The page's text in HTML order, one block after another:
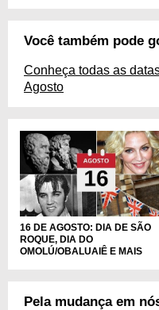
Você também pode
Conheça todas as
Agosto
16 DE AGOSTO: DIA DE SÃO
ROQUE, DIA DO
OMOLÚ/OBALUAIÊ E MAIS
Pela mudança em